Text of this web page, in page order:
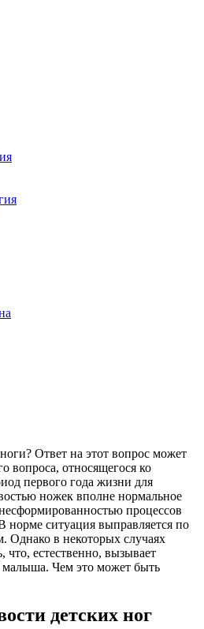
Ответ на этот вопрос может
вопроса, относящегося ко
первого года жизни для
ножек вполне нормальное
процессов
ситуация выправляется по
Однако в некоторых случаях
естественно, вызывает
малыша. Чем это может быть
детских ног